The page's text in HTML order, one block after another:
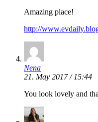
Amazing place!
http://
Nena
21. May 2017 / 15:44
You look lovely and